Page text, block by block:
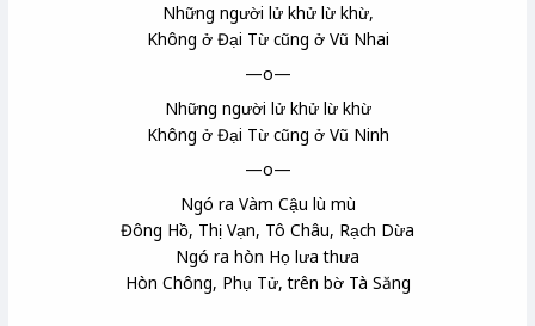
Những người lử khử lừ khừ,
Không ở Đại Từ cũng ở Vũ Nhai
—o—
Những người lử khử lừ khừ
Không ở Đại Từ cũng ở Vũ Ninh
—o—
Ngó ra Vàm Cậu lù mù
Đông Hồ, Thị Vạn, Tô Châu, Rạch Dừa
Ngó ra hòn Họ lưa thưa
Hòn Chông, Phụ Tử, trên bờ Tà Săng